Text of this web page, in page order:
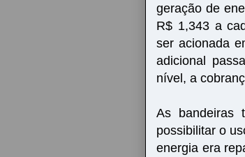
geração de
R$ 1,343 a
ser acionada
adicional
nível, a
As bandeiras
possibilitar o
energia era